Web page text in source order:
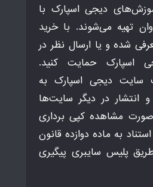
دیجی اسپارک با
تهیه می‌شوند. با خرید
شده و یا ارسال نظر در
اسپارک حمایت کنید.
سایت دیجی اسپارک به
در دیگر سایت‌ها
مشاهده کپی برداری
به ماده دوازده قانون
طریق پلیس سایبری پیگیری